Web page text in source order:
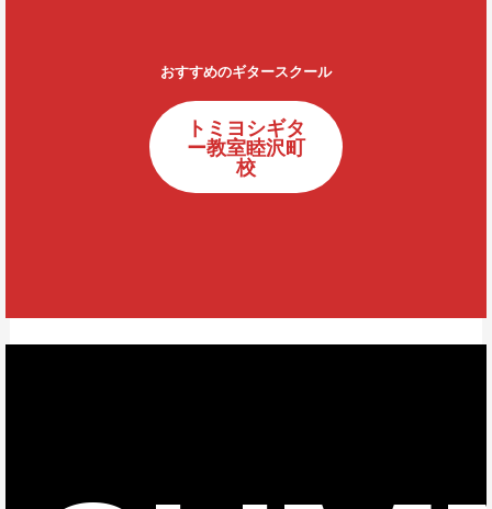
おすすめのギタースクール
トミヨシギタ
ー教室睦沢町
校